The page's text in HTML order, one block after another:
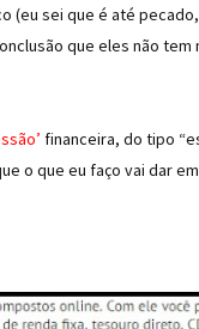
(eu sei que é até
que eles não tem
financeira, do tipo
o que eu faço vai dar